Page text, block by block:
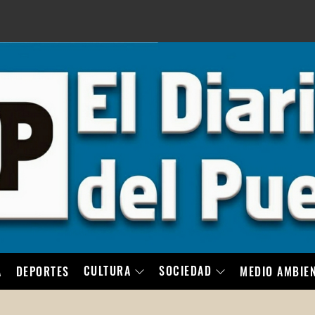
DEPORTES CULTURA SOCIEDAD MEDIO